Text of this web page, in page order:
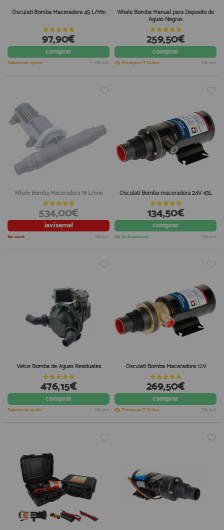
Osculati Bomba Maceradora 45 L/Min
97,90€
comprar
Seleccionar opción IVA incl.
Whale Bomba Manual para Deposito de
Aguas Negras
259,50€
comprar
Entrega en 7-10 días IVA incl.
Whale Bomba Maceradora 18 L/min
534,00€
¡avíseme!
Sin stock IVA incl.
Osculati Bomba maceradora 24V 43L
134,50€
comprar
En Existencias IVA incl.
Vetus Bomba de Aguas Residuales
476,15€
comprar
Seleccionar opción IVA incl.
Osculati Bomba Maceradora 12V
269,50€
comprar
Entrega en 7-10 días IVA incl.